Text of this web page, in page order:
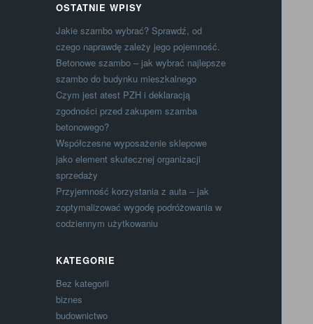
OSTATNIE WPISY
Jakie szambo wybrać? Sprawdź, od
czego naprawdę zależy jego pojemność.
Betonowe szambo – jak wybrać najlepsze
szambo do budynku mieszkalnego
Czym jest atest PZH i deklaracją
zgodności przed zakupem szamba
betonowego?
Współczesne wyposażenie sklepowe
jako element skutecznej organizacji
sprzedaży
Przyjemność korzystania z auta – jak
zoptymalizować wygodę podróżowania w
codziennym użytkowaniu
KATEGORIE
Bez kategorii
biznes
budownictwo